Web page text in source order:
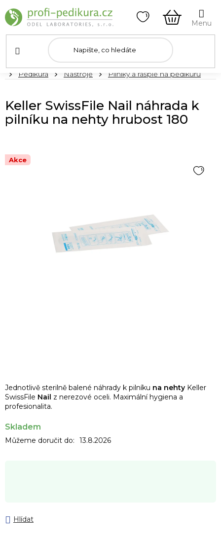
na
obsah
NÁKUPNÍ
KOŠÍK
DomůPedikúra Nástroje Pilníky a rašple na pedikúru
Jednotlivě sterilně balené náhrady k pilníku na nehty Keller
SwissFile Nail z nerezové oceli. Maximální hygiena a
profesionalita.
Skladem
Můžeme doručit do: 13.8.2026
Hlídat
Keller SwissFile Nail náhrada k
pilníku na nehty hrubost 180
Akce